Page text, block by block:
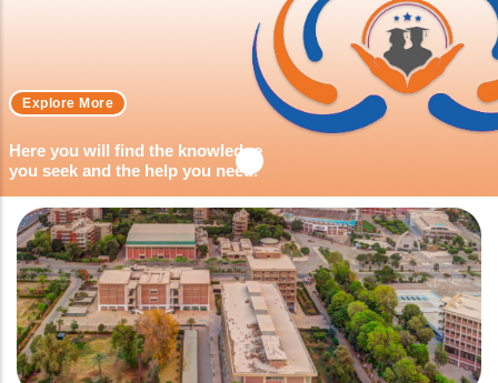
Here you will find the knowledge
you seek and the help you need.
Explore More